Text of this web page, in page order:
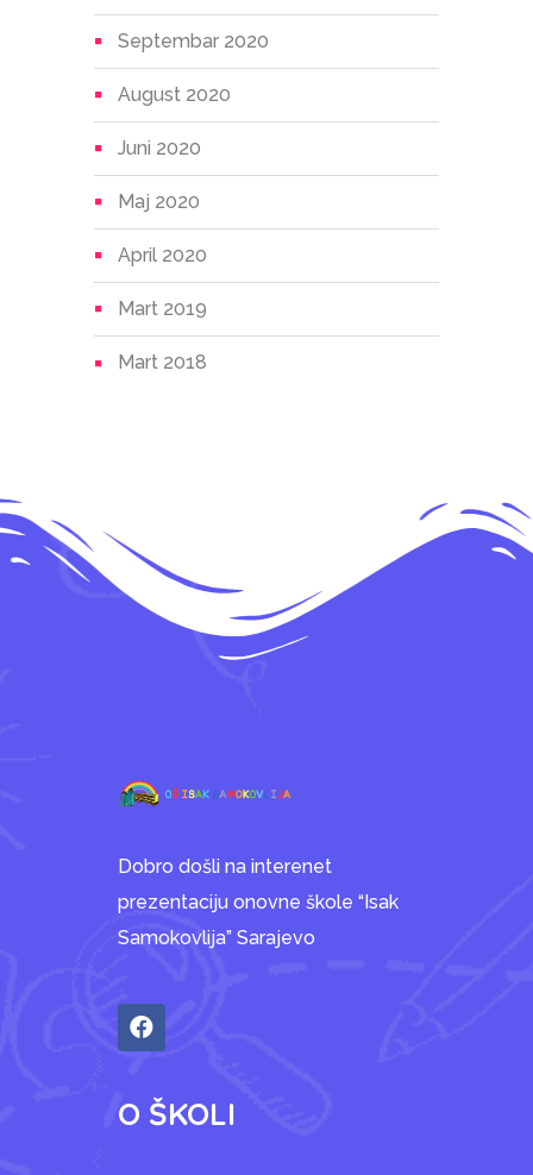
Septembar 2020
August 2020
Juni 2020
Maj 2020
April 2020
Mart 2019
Mart 2018
Dobro došli na interenet
prezentaciju onovne škole “Isak
Samokovlija” Sarajevo
O ŠKOLI